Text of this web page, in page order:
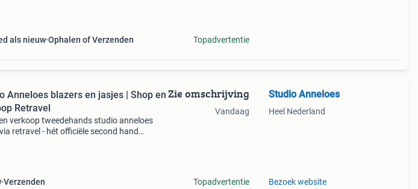
als nieuw Ophalen of Verzenden Topadvertentie
Anneloes blazers en jasjes | Shop en
Retravel
verkoop tweedehands studio anneloes
retravel - hét officiële second hand
Verzenden
Zie omschrijving
Vandaag
Topadvertentie
Studio Anneloes
Heel Nederland
Bezoek website